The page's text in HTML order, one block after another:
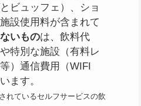
ビュッフェ）、ショ
設使用料が含まれて
いものは、飲料代
特別な施設（有料レ
）通信費用（WIFI
ます。
れているセルフサービスの飲